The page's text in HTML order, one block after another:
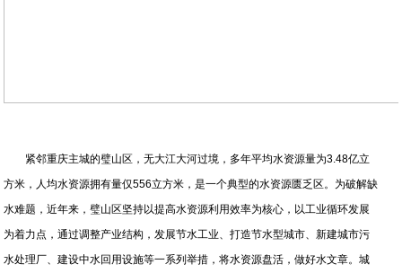
紧邻重庆主城的璧山区，无大江大河过境，多年平均水资源量为3.48亿立
方米，人均水资源拥有量仅556立方米，是一个典型的水资源匮乏区。为破解缺
水难题，近年来，璧山区坚持以提高水资源利用效率为核心，以工业循环发展
为着力点，通过调整产业结构，发展节水工业、打造节水型城市、新建城市污
水处理厂、建设中水回用设施等一系列举措，将水资源盘活，做好水文章。城